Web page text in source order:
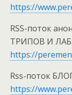
https://
RSS-поток
ТРИПОВ И
https://
Rss-поток
https://